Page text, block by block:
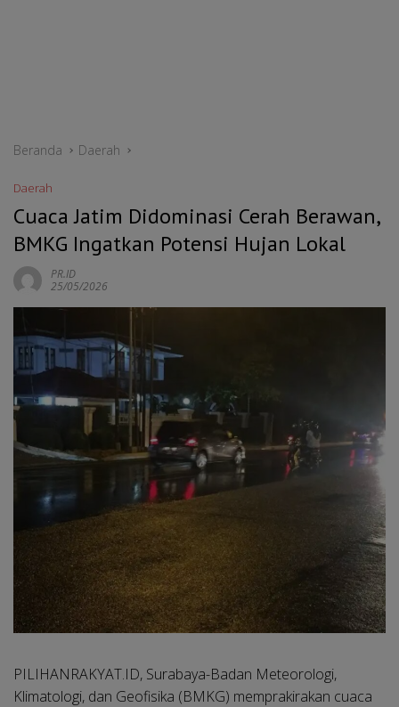
Beranda Daerah
Daerah
Cuaca Jatim Didominasi Cerah Berawan,
BMKG Ingatkan Potensi Hujan Lokal
PR.ID
25/05/2026
PILIHANRAKYAT.ID, Surabaya-Badan Meteorologi,
Klimatologi, dan Geofisika (BMKG) memprakirakan cuaca